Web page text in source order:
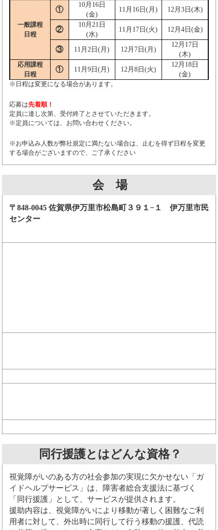
一般課程
日程
①
10月16日
(金)
11月16日(月) 12月3日(木)
②
10月21日
(水)
11月17日(火) 12月4日(金)
③ 11月2日(月) 12月7日(月)
12月17日
(木)
応用課程
日程
① 11月9日(月) 12月8日(火)
12月18日
(金)
※日程は変更になる場合があります。
応募は先着順！
定員に達し次第、受付終了とさせていただきます。
※定員については、お問い合わせください。
※お申込み人数が弊社規定に満たない場合は、止むを得ず日程を変更
する場合がございますので、ご了承ください
会 場
〒848-0045 佐賀県伊万里市松島町３９１−１ 伊万里市民
センター
同行援護とはどんな資格？
視覚障がいのある方の社会参加の実現に欠かせない「ガ
イドヘルプサービス」は、障害者総合支援法に基づく
「同行援護」として、サービスが提供されます。
援助内容は、視覚障がいにより移動が著しく困難なご利
用者に対して、外出時に同行して行う移動の援護、代読